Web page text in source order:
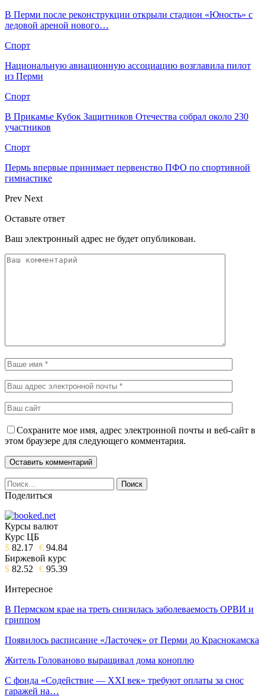
В Перми после реконструкции открыли стадион «Юность» с
ледовой ареной нового…
Спорт
Национальную авиационную ассоциацию возглавила пилот
из Перми
Спорт
В Прикамье Кубок Защитников Отечества собрал около 230
участников
Спорт
Пермь впервые принимает первенство ПФО по спортивной
гимнастике
Prev Next
Оставьте ответ
Ваш электронный адрес не будет опубликован.
Сохраните мое имя, адрес электронной почты и веб-сайт в
этом браузере для следующего комментария.
Поделиться
Курсы валют
Курс ЦБ
$ 82.17 € 94.84
Биржевой курс
$ 82.52 € 95.39
Интересное
В Пермском крае на треть снизилась заболеваемость ОРВИ и
гриппом
Появилось расписание «Ласточек» от Перми до Краснокамска
Житель Голованово выращивал дома коноплю
С фонда «Содействие — XXI век» требуют оплаты за снос
гаражей на…